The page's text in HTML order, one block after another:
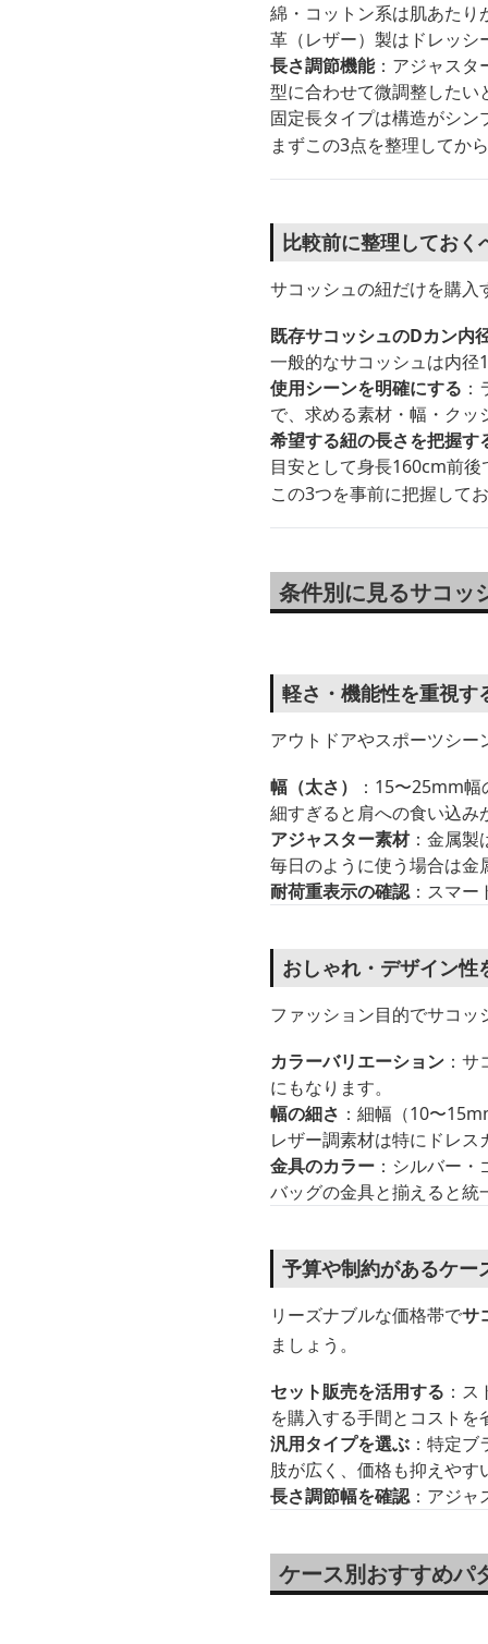
綿・コットン系は肌あた
革（レザー）製はドレッ
長さ調節機能：アジャスタ
型に合わせて微調整したい
固定長タイプは構造がシ
まずこの3点を整理してか
比較前に整理しておく
サコッシュの紐だけを購
既存サコッシュのDカン内
一般的なサコッシュは内
使用シーンを明確にする
で、求める素材・幅・ク
希望する紐の長さを把握す
目安として身長160cm前
この3つを事前に把握して
条件別に見るサコッ
軽さ・機能性を重視す
アウトドアやスポーツシー
幅（太さ）
：15〜25mm
細すぎると肩への食い込
アジャスター素材：金属製
毎日のように使う場合は
耐荷重表示の確認：スマー
おしゃれ・デザイン性
ファッション目的でサコ
カラーバリエーション ：
にもなります。
幅の細さ ：細幅（10〜
レザー調素材は特にドレ
金具のカラー ：シルバー
バッグの金具と揃えると統
予算や制約があるケー
リーズナブルな価格帯でサ
ましょう。
セット販売を活用する ：
を購入する手間とコストを
汎用タイプを選ぶ ：特定
肢が広く、価格も抑えやす
長さ調節幅を確認：アジャ
ケース別おすすめパ